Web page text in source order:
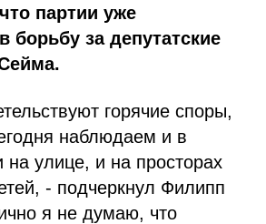
партии уже
борьбу за депутатские
горячие споры,
наблюдаем и в
на улице, и на просторах
- подчеркнул Филипп
я не думаю, что